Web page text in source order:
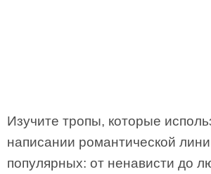
Изучите тропы, которые
написании романтической
популярных: от ненависти до